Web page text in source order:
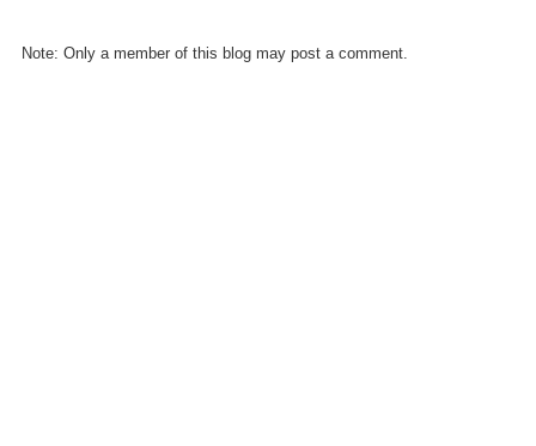
Note: Only a member of this blog may post a comment.